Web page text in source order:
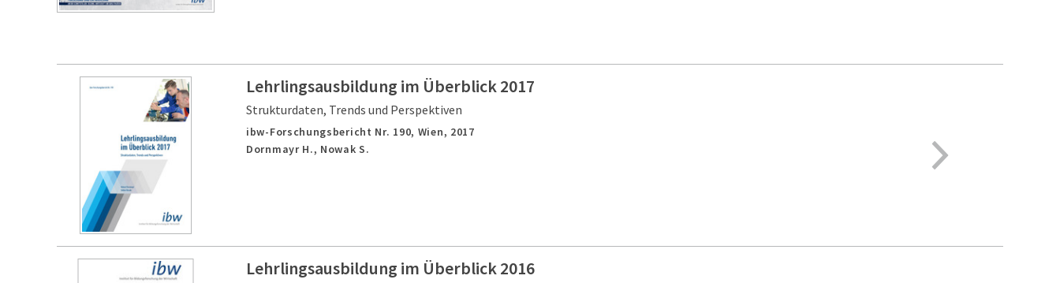
Lehrlingsausbildung im Überblick 2017
Strukturdaten, Trends und Perspektiven
ibw-Forschungsbericht Nr. 190, Wien, 2017
Dornmayr H., Nowak S.
Lehrlingsausbildung im Überblick 2016